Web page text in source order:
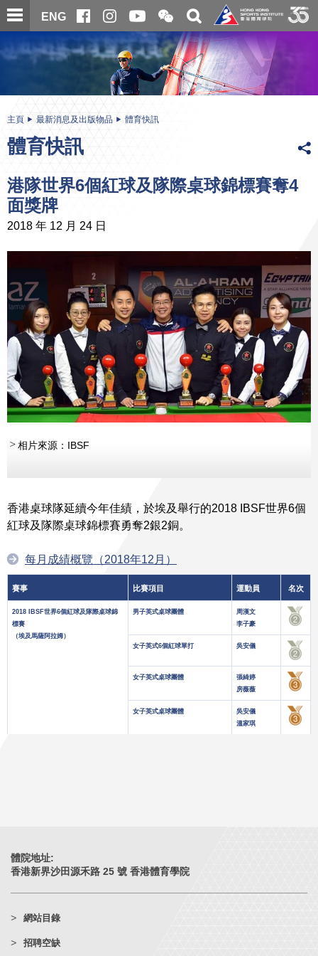
跳
至
內
ENG
開
合
微
信
二
維
碼
關
搜
尋
内
主頁 最新消息及出版物品 體育快訊
體育快訊
港隊世界6個紅球及隊際桌球錦標賽奪4
面獎牌
2018 年 12 月 24 日
相片來源：IBSF
香港桌球隊延續今年佳績，於埃及舉行的2018 IBSF世界6個
紅球及隊際桌球錦標賽勇奪2銀2銅。
每月成績概覽（2018年12月）
賽事 比賽項目 運動員 名次
2018 IBSF世界6個紅球及隊際桌球錦
標賽
（埃及馬薩阿拉姆）
男子英式桌球團體
周漢文
李子豪
女子英式6個紅球單打 吳安儀
女子英式桌球團體
張綺婷
房薇薇
女子英式桌球團體
吳安儀
溫家琪
體院地址:
香港新界沙田源禾路 25 號 香港體育學院
網站目錄
招聘空缺